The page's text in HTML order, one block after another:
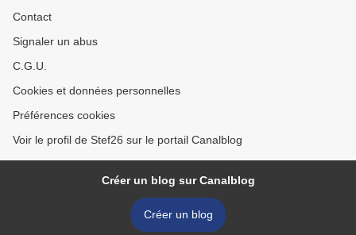
Contact
Signaler un abus
C.G.U.
Cookies et données personnelles
Préférences cookies
Voir le profil de Stef26 sur le portail Canalblog
Créer un blog sur Canalblog
Créer un blog